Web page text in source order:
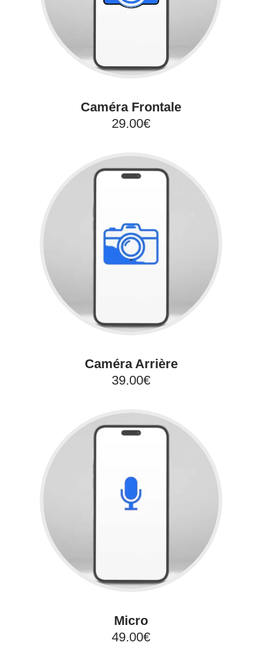
Caméra Frontale
29.00€
Caméra Arrière
39.00€
Micro
49.00€